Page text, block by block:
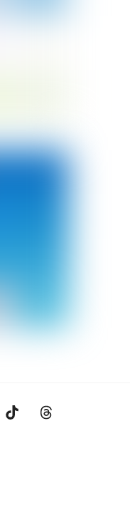
YouTube Tiktok